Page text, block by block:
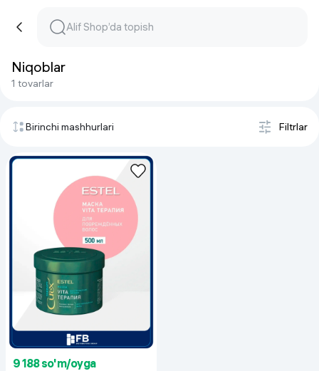
Niqoblar
1 tovarlar
Birinchi mashhurlari Filtrlar
9 188 so'm/oyga